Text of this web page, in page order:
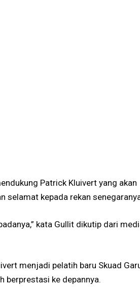
Patrick Kluivert yang akan
selamat kepada rekan
kata Gullit dikutip dari
menjadi pelatih baru Skuad
berprestasi ke depannya.